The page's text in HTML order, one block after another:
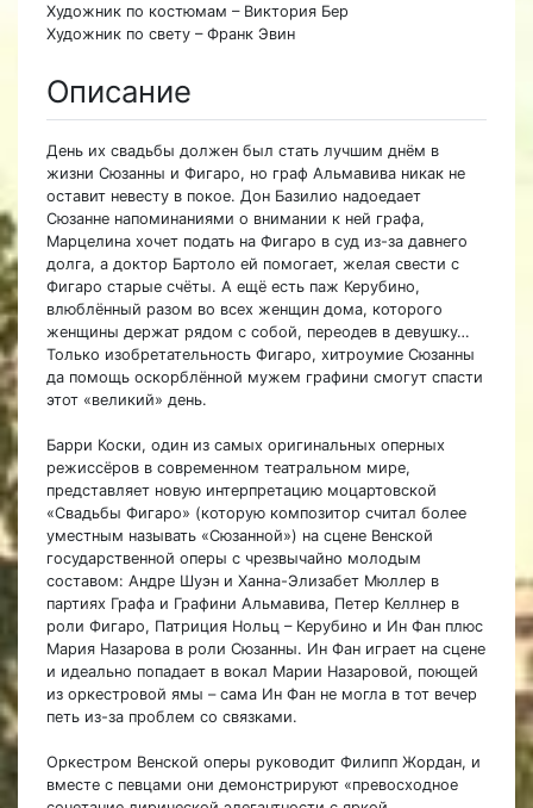
Художник по костюмам – Виктория Бер
Художник по свету – Франк Эвин
Описание
День их свадьбы должен был стать лучшим днём в
жизни Сюзанны и Фигаро, но граф Альмавива никак не
оставит невесту в покое. Дон Базилио надоедает
Сюзанне напоминаниями о внимании к ней графа,
Марцелина хочет подать на Фигаро в суд из-за давнего
долга, а доктор Бартоло ей помогает, желая свести с
Фигаро старые счёты. А ещё есть паж Керубино,
влюблённый разом во всех женщин дома, которого
женщины держат рядом с собой, переодев в девушку…
Только изобретательность Фигаро, хитроумие Сюзанны
да помощь оскорблённой мужем графини смогут спасти
этот «великий» день.
Барри Коски, один из самых оригинальных оперных
режиссёров в современном театральном мире,
представляет новую интерпретацию моцартовской
«Свадьбы Фигаро» (которую композитор считал более
уместным называть «Сюзанной») на сцене Венской
государственной оперы с чрезвычайно молодым
составом: Андре Шуэн и Ханна-Элизабет Мюллер в
партиях Графа и Графини Альмавива, Петер Келлнер в
роли Фигаро, Патриция Нольц – Керубино и Ин Фан плюс
Мария Назарова в роли Сюзанны. Ин Фан играет на сцене
и идеально попадает в вокал Марии Назаровой, поющей
из оркестровой ямы – сама Ин Фан не могла в тот вечер
петь из-за проблем со связками.
Оркестром Венской оперы руководит Филипп Жордан, и
вместе с певцами они демонстрируют «превосходное